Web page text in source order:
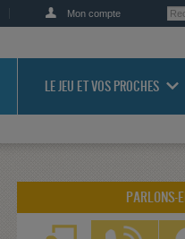
Mon compte
LE JEU ET VOS PROCHES
PARLONS-